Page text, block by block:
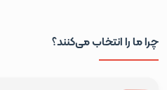
چرا ما را انتخاب می‌کنند؟